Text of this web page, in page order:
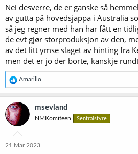
Nei desverre, de er ganske så
av gutta på hovedsjappa i Australia
så jeg regner med han har fått en
de evt gjør storproduksjon av den,
av det litt ymse slaget av hinting fra
men det er jo der borte, kanskje
R
e
a
k
s
j
o
e
Amarillo
msevland
NMKomiteen Sentralstyre
21 Mar 2023